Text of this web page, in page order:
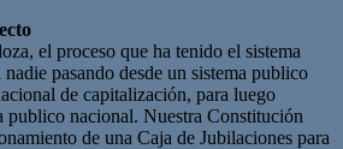
el proceso que ha tenido el sistema
pasando desde un sistema publico
de capitalización, para luego
publico nacional. Nuestra Constitución
de una Caja de Jubilaciones para